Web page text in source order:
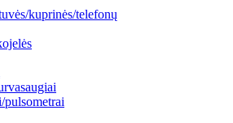
kuprinės/telefonų
pulsometrai